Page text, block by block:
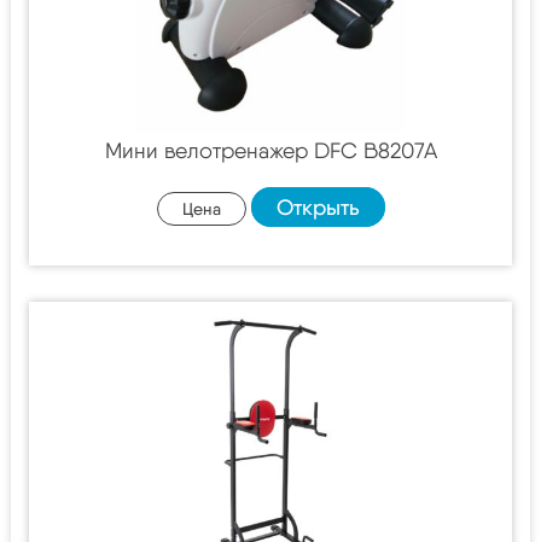
Мини велотренажер DFC B8207A
Цена Открыть